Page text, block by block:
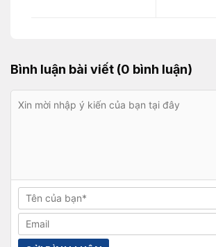
Bình luận bài viết (0 bình luận)